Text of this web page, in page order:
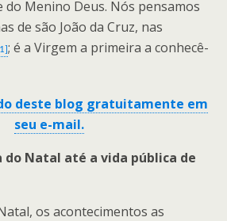
do Menino Deus. Nós pensamos
de são João da Cruz, nas
; é a Virgem a primeira a conhecê-
deste blog gratuitamente em
seu e-mail.
do Natal até a vida pública de
os acontecimentos as